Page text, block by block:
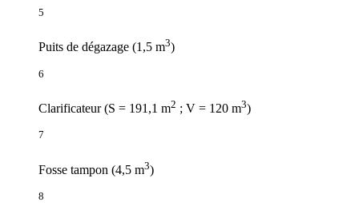
5
Puits de dégazage (1,5 m3)
6
Clarificateur (S = 191,1 m2 ; V = 120 m3)
7
Fosse tampon (4,5 m3)
8